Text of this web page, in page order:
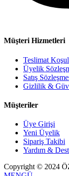
Müşteri Hizmetleri
Teslimat
Üyelik
Satış
Gizlilik &
Müşteriler
Üye Girişi
Yeni Üyelik
Sipariş Takibi
Yardım &
Copyright © 2024